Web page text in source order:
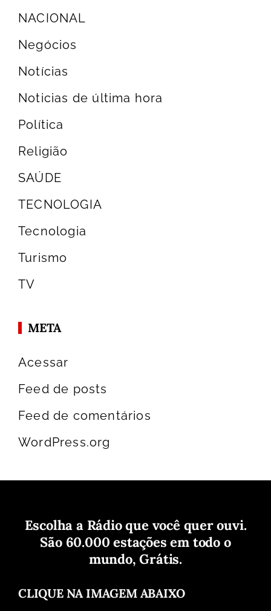
NACIONAL
Negócios
Notícias
Noticias de última hora
Política
Religião
SAÚDE
TECNOLOGIA
Tecnologia
Turismo
TV
META
Acessar
Feed de posts
Feed de comentários
WordPress.org
Escolha a Rádio que você quer ouvi.
São 60.000 estações em todo o
mundo, Grátis.
CLIQUE NA IMAGEM ABAIXO